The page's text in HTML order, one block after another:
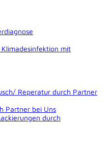
mit
Reperatur durch Partner
Partner bei Uns
durch